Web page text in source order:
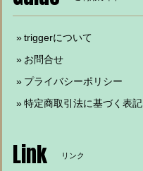
triggerについて
お問合せ
プライバシーポリシー
特定商取引法に基づく表記
Link リンク